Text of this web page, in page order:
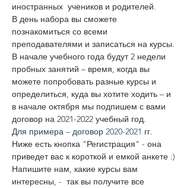
иностранных  учеников и родителей.
В день набора вы сможете
познакомиться со всеми
преподавателями и записаться на курсы.
В начале учебного года будут 2 недели
пробных занятий – время, когда вы
можете попробовать разные курсы и
определиться, куда вы хотите ходить – и
в начале октября мы подпишем с вами
договор на 2021-2022 учебный год.
Для примера – договор 2020-2021 гг.
Ниже есть кнопка "Регистрация" - она
приведет вас к короткой и емкой анкете :)
Напишите нам, какие курсы вам
интересны, -  так вы получите все